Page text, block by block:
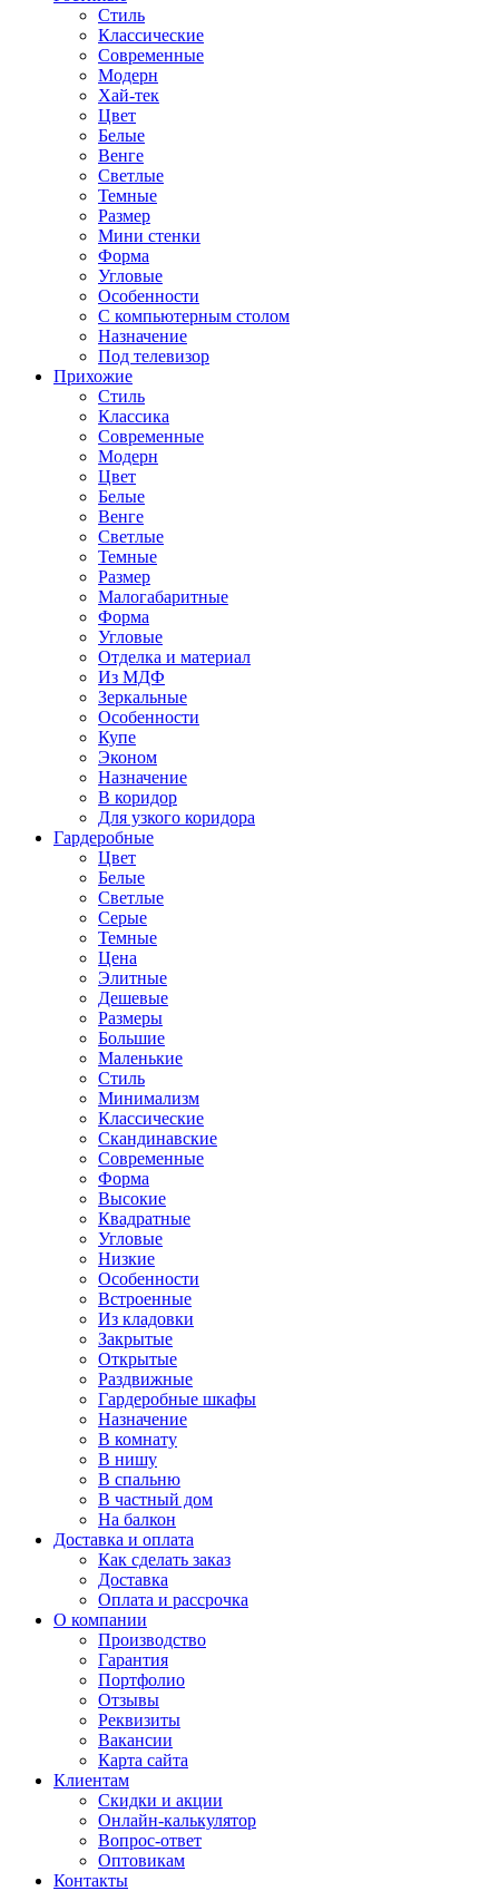
Стиль
Классические
Современные
Модерн
Хай-тек
Цвет
Белые
Венге
Светлые
Темные
Размер
Мини стенки
Форма
Угловые
Особенности
С компьютерным столом
Назначение
Под телевизор
Прихожие
Стиль
Классика
Современные
Модерн
Цвет
Белые
Венге
Светлые
Темные
Размер
Малогабаритные
Форма
Угловые
Отделка и материал
Из МДФ
Зеркальные
Особенности
Купе
Эконом
Назначение
В коридор
Для узкого коридора
Гардеробные
Цвет
Белые
Светлые
Серые
Темные
Цена
Элитные
Дешевые
Размеры
Большие
Маленькие
Стиль
Минимализм
Классические
Скандинавские
Современные
Форма
Высокие
Квадратные
Угловые
Низкие
Особенности
Встроенные
Из кладовки
Закрытые
Открытые
Раздвижные
Гардеробные шкафы
Назначение
В комнату
В нишу
В спальню
В частный дом
На балкон
Доставка и оплата
Как сделать заказ
Доставка
Оплата и рассрочка
О компании
Производство
Гарантия
Портфолио
Отзывы
Реквизиты
Вакансии
Карта сайта
Клиентам
Скидки и акции
Онлайн-калькулятор
Вопрос-ответ
Оптовикам
Контакты